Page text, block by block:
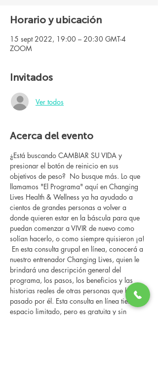
Horario y ubicación
15 sept 2022, 19:00 – 20:30 GMT-4
ZOOM
Invitados
Ver todos
Acerca del evento
¿Está buscando CAMBIAR SU VIDA y
presionar el botón de reinicio en sus
objetivos de peso?  No busque más. Lo que
llamamos "El Programa" aquí en Changing
Lives Health & Wellness ya ha ayudado a
cientos de grandes personas a volver a
donde quieren estar en la báscula para que
puedan comenzar a VIVIR de nuevo como
solían hacerlo, o como siempre quisieron ¡a!
En esta consulta grupal en línea, conocerá a
nuestro entrenador Changing Lives, quien le
brindará una descripción general del
programa, los pasos, los beneficios y las
historias reales de otras personas que han
pasado por él. Esta consulta en línea tiene un
espacio limitado, pero es gratuita y sin